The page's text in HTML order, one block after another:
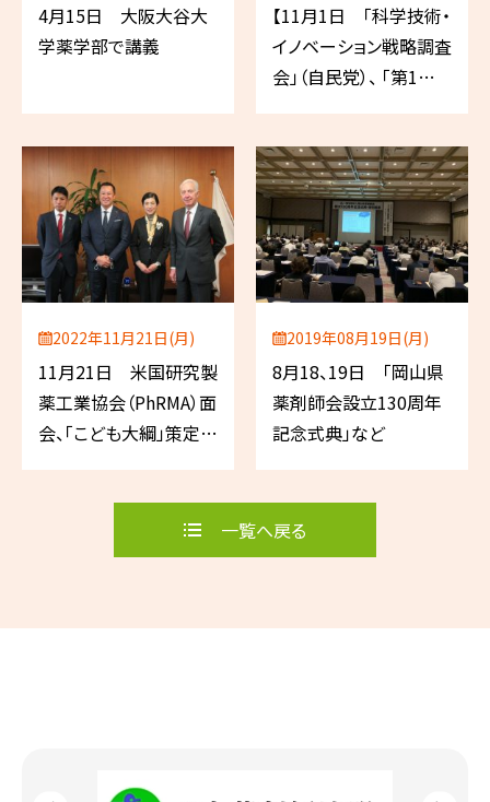
4月15日 大阪大谷大
学薬学部で講義
【11月1日 「科学技術・
イノベーション戦略調査
会」（自民党）、 「第1回
「性犯罪・性暴力被害者
の支援体制充実に関す
るPT」（与党）、「横浜市
薬剤師会鼎談」】
2022年11月21日(月)
11月21日 米国研究製
薬工業協会（PhRMA）面
会、「こども大綱」策定に
向けた関係団体・有識
2019年08月19日(月)
8月18、19日 「岡山県
薬剤師会設立130周年
記念式典」など
一覧へ戻る